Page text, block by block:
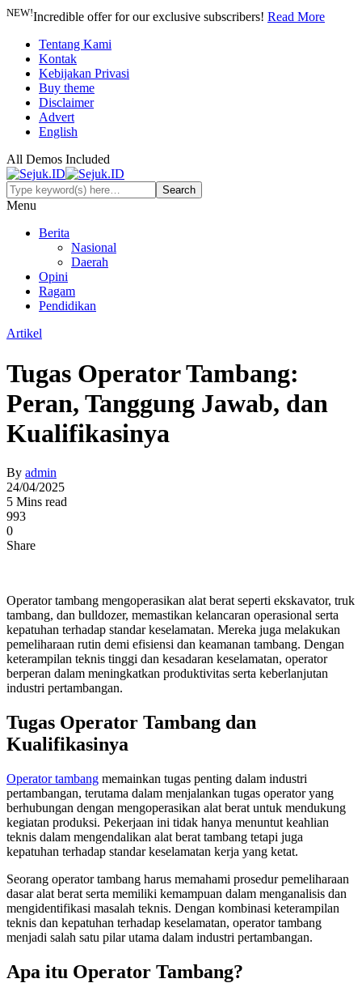
NEW!Incredible offer for our exclusive subscribers! Read More
Tentang Kami
Kontak
Kebijakan Privasi
Buy theme
Disclaimer
Advert
English
All Demos Included
Menu
Berita
Nasional
Daerah
Opini
Ragam
Pendidikan
Artikel
Tugas Operator Tambang:
Peran, Tanggung Jawab, dan
Kualifikasinya
By admin
24/04/2025
5 Mins read
993
0
Share
Operator tambang mengoperasikan alat berat seperti ekskavator, truk
tambang, dan bulldozer, memastikan kelancaran operasional serta
kepatuhan terhadap standar keselamatan. Mereka juga melakukan
pemeliharaan rutin demi efisiensi dan keamanan tambang. Dengan
keterampilan teknis tinggi dan kesadaran keselamatan, operator
berperan dalam meningkatkan produktivitas serta keberlanjutan
industri pertambangan.
Tugas Operator Tambang dan
Kualifikasinya
Operator tambang memainkan tugas penting dalam industri
pertambangan, terutama dalam menjalankan tugas operator yang
berhubungan dengan mengoperasikan alat berat untuk mendukung
kegiatan produksi. Pekerjaan ini tidak hanya menuntut keahlian
teknis dalam mengendalikan alat berat tambang tetapi juga
kepatuhan terhadap standar keselamatan kerja yang ketat.
Seorang operator tambang harus memahami prosedur pemeliharaan
dasar alat berat serta memiliki kemampuan dalam menganalisis dan
mengidentifikasi masalah teknis. Dengan kombinasi keterampilan
teknis dan kepatuhan terhadap keselamatan, operator tambang
menjadi salah satu pilar utama dalam industri pertambangan.
Apa itu Operator Tambang?